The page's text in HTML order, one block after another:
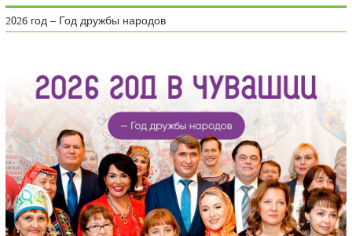
2026 год – Год дружбы народов